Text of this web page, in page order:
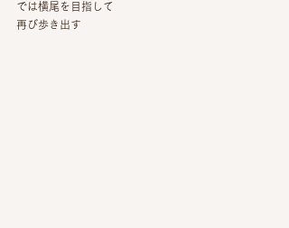
では横尾を目指して
再び歩き出す